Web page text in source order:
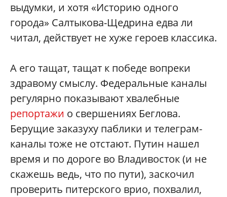
выдумки, и хотя «Историю одного
города» Салтыкова-Щедрина едва ли
читал, действует не хуже героев классика.
А его тащат, тащат к победе вопреки
здравому смыслу. Федеральные каналы
регулярно показывают хвалебные
репортажи о свершениях Беглова.
Берущие заказуху паблики и телеграм-
каналы тоже не отстают. Путин нашел
время и по дороге во Владивосток (и не
скажешь ведь, что по пути), заскочил
проверить питерского врио, похвалил,